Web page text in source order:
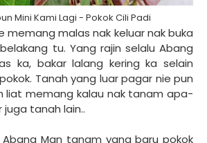
Mini Kami Lagi - Pokok Cili Padi
memang malas nak keluar nak buka
tu. Yang rajin selalu Abang
ka, bakar lalang kering ka selain
Tanah yang luar pagar nie pun
liat memang kalau nak tanam apa-
tanah lain..
Man tanam yang baru pokok